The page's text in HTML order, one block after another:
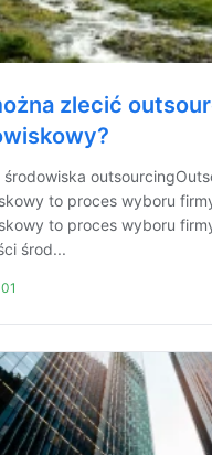
zlecić
środowiska
to proces wyboru
to proces wyboru
środ...